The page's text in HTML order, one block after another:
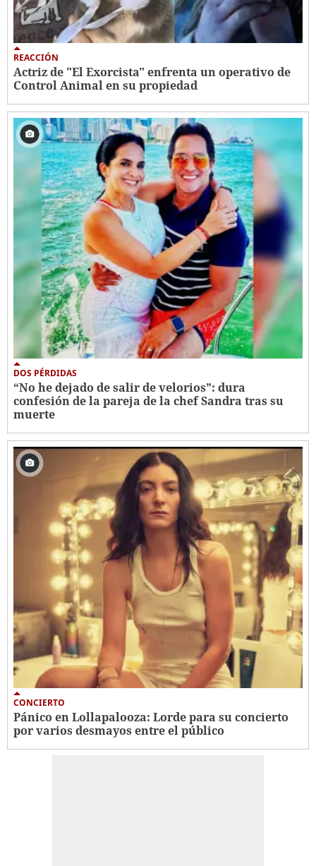
REACCIÓN
Actriz de "El Exorcista" enfrenta un operativo de
Control Animal en su propiedad
DOS PÉRDIDAS
“No he dejado de salir de velorios”: dura
confesión de la pareja de la chef Sandra tras su
muerte
CONCIERTO
Pánico en Lollapalooza: Lorde para su concierto
por varios desmayos entre el público